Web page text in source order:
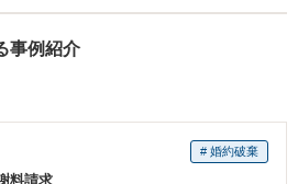
ださい。皆様の明るい未
。
事例紹介
# 婚約破棄
料請求